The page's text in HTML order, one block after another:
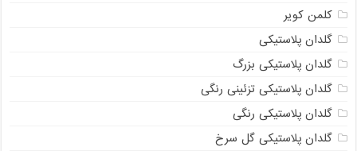
کلمن کویر
گلدان پلاستیکی
گلدان پلاستیکی بزرگ
گلدان پلاستیکی تزئینی رنگی
گلدان پلاستیکی رنگی
گلدان پلاستیکی گل سرخ